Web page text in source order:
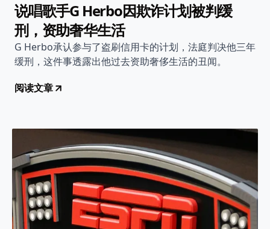
说唱歌手G Herbo因欺诈计划被判缓
刑，资助奢华生活
G Herbo承认参与了盗刷信用卡的计划，法庭判决他三年
缓刑，这件事透露出他过去资助奢侈生活的丑闻。
阅读文章